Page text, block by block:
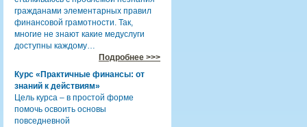
гражданами элементарных правил
финансовой грамотности. Так,
многие не знают какие медуслуги
доступны каждому…
Подробнее >>>
Курс «Практичные финансы: от
знаний к действиям»
Цель курса – в простой форме
помочь освоить основы
повседневной